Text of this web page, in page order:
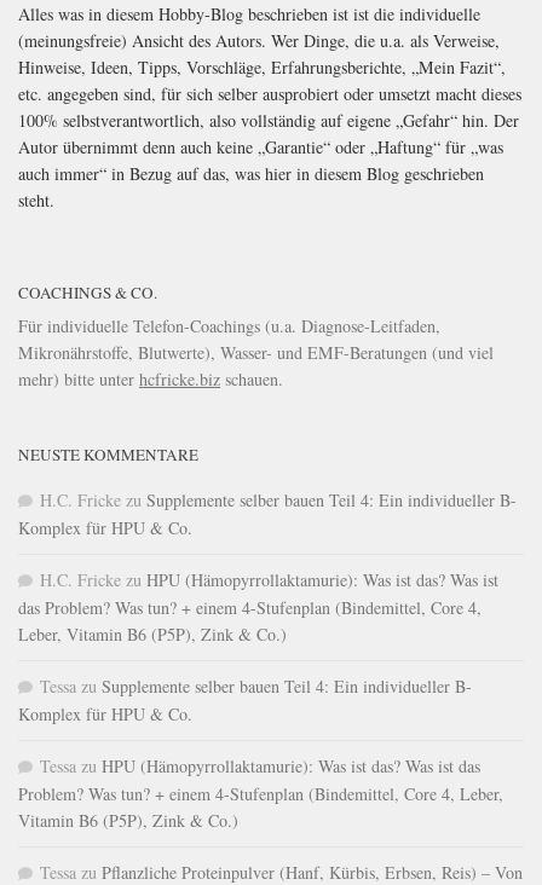
Alles was in diesem Hobby-Blog beschrieben ist ist die individuelle
(meinungsfreie) Ansicht des Autors. Wer Dinge, die u.a. als Verweise,
Hinweise, Ideen, Tipps, Vorschläge, Erfahrungsberichte, „Mein Fazit“,
etc. angegeben sind, für sich selber ausprobiert oder umsetzt macht dieses
100% selbstverantwortlich, also vollständig auf eigene „Gefahr“ hin. Der
Autor übernimmt denn auch keine „Garantie“ oder „Haftung“ für „was
auch immer“ in Bezug auf das, was hier in diesem Blog geschrieben
steht.
COACHINGS & CO.
Für individuelle Telefon-Coachings (u.a. Diagnose-Leitfaden,
Mikronährstoffe, Blutwerte), Wasser- und EMF-Beratungen (und viel
mehr) bitte unter hcfricke.biz schauen.
NEUSTE KOMMENTARE
H.C. Fricke zu Supplemente selber bauen Teil 4: Ein individueller B-
Komplex für HPU & Co.
H.C. Fricke zu HPU (Hämopyrrollaktamurie): Was ist das? Was ist
das Problem? Was tun? + einem 4-Stufenplan (Bindemittel, Core 4,
Leber, Vitamin B6 (P5P), Zink & Co.)
Tessa zu Supplemente selber bauen Teil 4: Ein individueller B-
Komplex für HPU & Co.
Tessa zu HPU (Hämopyrrollaktamurie): Was ist das? Was ist das
Problem? Was tun? + einem 4-Stufenplan (Bindemittel, Core 4, Leber,
Vitamin B6 (P5P), Zink & Co.)
Tessa zu Pflanzliche Proteinpulver (Hanf, Kürbis, Erbsen, Reis) – Von